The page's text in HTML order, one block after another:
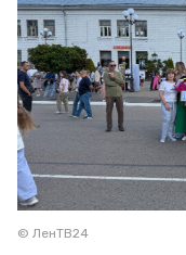
© ЛенТВ24